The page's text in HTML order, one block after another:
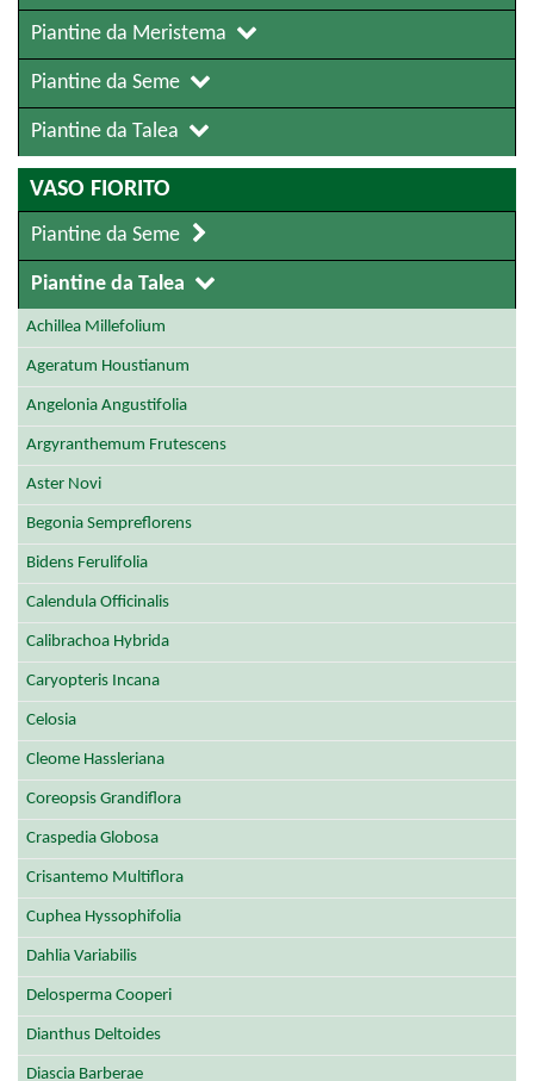
Piantine da Meristema
Piantine da Seme
Piantine da Talea
VASO FIORITO
Piantine da Seme
Piantine da Talea
Achillea Millefolium
Ageratum Houstianum
Angelonia Angustifolia
Argyranthemum Frutescens
Aster Novi
Begonia Sempreflorens
Bidens Ferulifolia
Calendula Officinalis
Calibrachoa Hybrida
Caryopteris Incana
Celosia
Cleome Hassleriana
Coreopsis Grandiflora
Craspedia Globosa
Crisantemo Multiflora
Cuphea Hyssophifolia
Dahlia Variabilis
Delosperma Cooperi
Dianthus Deltoides
Diascia Barberae